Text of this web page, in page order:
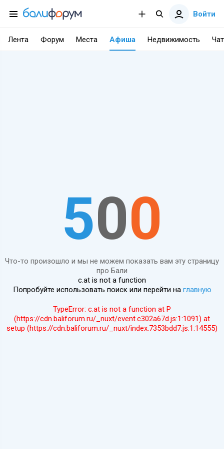
Войти
Лента Форум Места Афиша Недвижимость Чат
500
Что-то произошло и мы не можем показать вам эту страницу
про Бали
c.at is not a function
Попробуйте использовать поиск или перейти на главную
TypeError: c.at is not a function at P
(https://cdn.baliforum.ru/_nuxt/event.c302a67d.js:1:1091) at
setup (https://cdn.baliforum.ru/_nuxt/index.7353bdd7.js:1:14555)